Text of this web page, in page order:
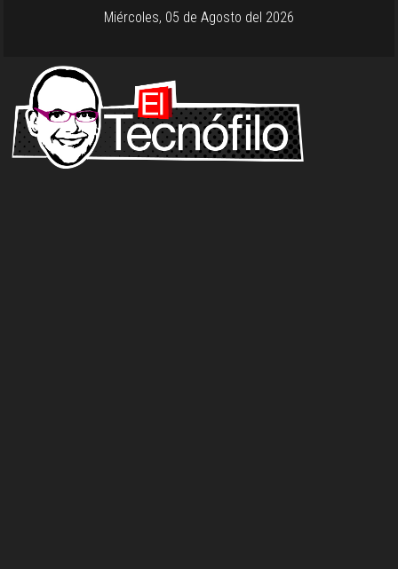
Miércoles, 05 de Agosto del 2026